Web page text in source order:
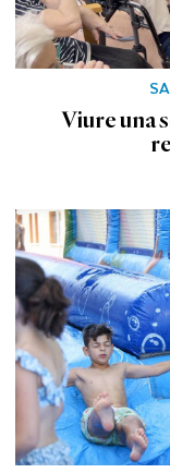
Viure una